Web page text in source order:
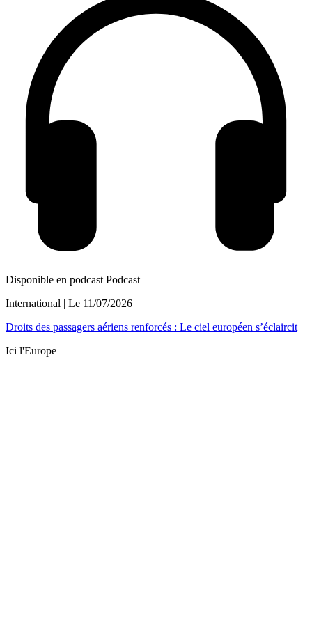
Disponible en podcast Podcast
International | Le 11/07/2026
Droits des passagers aériens renforcés : Le ciel européen s’éclaircit
Ici l'Europe